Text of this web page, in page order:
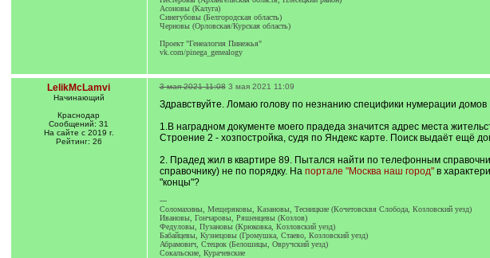
Асоновы (Калуга)
Синегубовы (Белгородская область)
Черновы (Орловская/Курская область)
Проект "Генеалогия Пинежья"
vk.com/pinega_genealogy
LelikMcLamvi
Начинающий
Краснодар
Сообщений: 31
На сайте с 2019 г.
Рейтинг: 26
3 мая 2021 11:08 3 мая 2021 11:09
Здравствуйте. Ломаю голову по незнанию специфики нумерации домов
1.В наградном документе моего прадеда значится адрес места
Строение 2 - хозпостройка, судя по Яндекс карте. Поиск выдаёт ещё
2. Прадед жил в квартире 89. Пытался найти по телефонным
справочнику) не по порядку. На портале "Москва наш город"в
"концы"?
---
Соломахины, Мещеряковы, Казановы, Тесницкие (Кочетовсквя Слобода, Козловский уезд)
Ивановы, Гончаровы, Ряшенцевы (Козлов)
Федуловы, Пузановы (Крюковка, Козловский уезд)
Бабайцевы, Кузнецовы (Громушка, Стаево, Козловский уезд)
Абрамович, Стецюк (Белошицы, Овручский уезд)
Сокальские, Курачевские